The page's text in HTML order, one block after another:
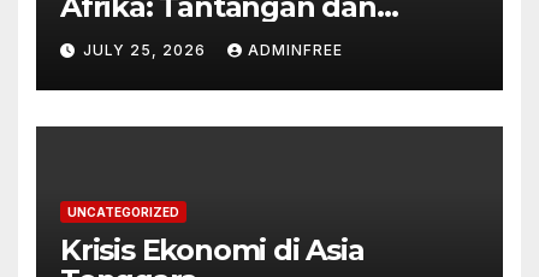
Peluang
JULY 25, 2026 ADMINFREE
UNCATEGORIZED
Krisis Ekonomi di Asia